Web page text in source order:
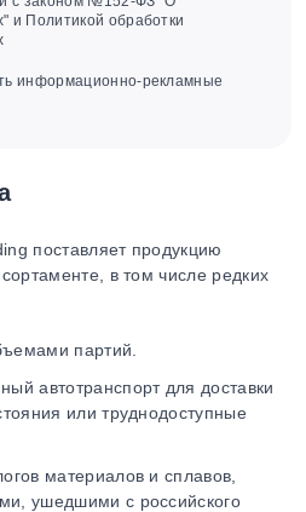
и Политикой обработки
информационно-рекламные
поставляет продукцию
в том числе редких
партий.
автотранспорт для доставки
или труднодоступные
материалов и сплавов,
ушедшими с российского